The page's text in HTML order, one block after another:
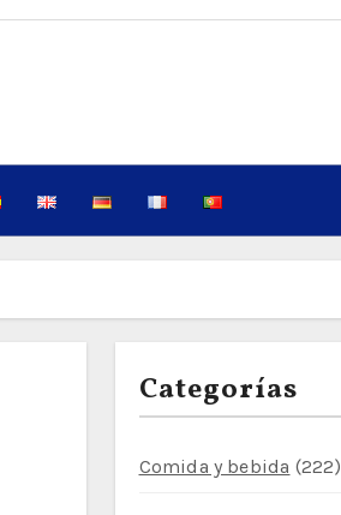
Categorías
Comida y bebida (222)